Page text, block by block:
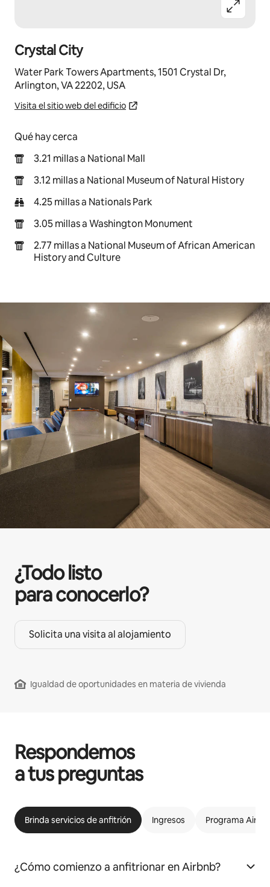
Crystal City
Water Park Towers Apartments, 1501 Crystal Dr,
Arlington, VA 22202, USA
Visita el sitio web del edificio
Qué hay cerca
3.21 millas a National Mall
3.12 millas a National Museum of Natural History
4.25 millas a Nationals Park
3.05 millas a Washington Monument
2.77 millas a National Museum of African American
History and Culture
¿Todo listo
para conocerlo?
Solicita una visita al alojamiento
Igualdad de oportunidades en materia de vivienda
Respondemos
a tus preguntas
Brinda servicios de anfitrión Ingresos Programa
¿Cómo comienzo a anfitrionar en Airbnb?